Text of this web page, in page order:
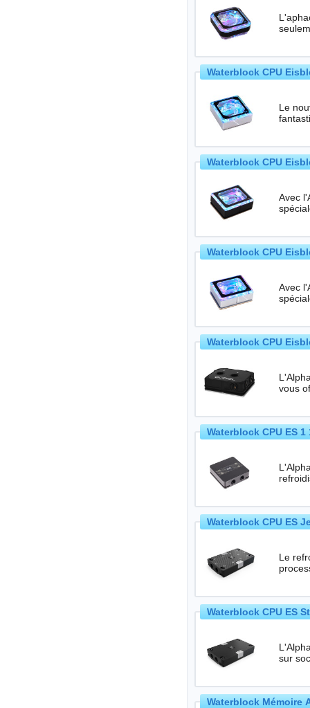
Waterblock CPU
Le
Waterblock CPU
Avec
Waterblock CPU
Avec
Waterblock CPU
Waterblock CPU ES
Waterblock CPU ES
Le
Waterblock CPU ES
sur
Waterblock Mémoire